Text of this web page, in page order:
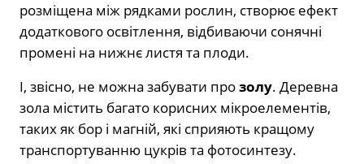
розміщена між рядками рослин, створює ефект
додаткового освітлення, відбиваючи сонячні
промені на нижнє листя та плоди.
І, звісно, не можна забувати прозолу. Деревна
зола містить багато корисних мікроелементів,
таких як бор і магній, які сприяють кращому
транспортуванню цукрів та фотосинтезу.